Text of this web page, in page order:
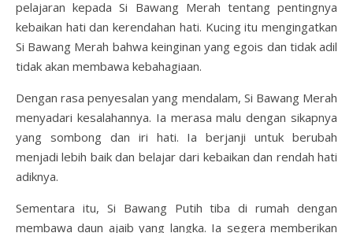
pelajaran kepada Si Bawang Merah tentang pentingnya
kebaikan hati dan kerendahan hati. Kucing itu mengingatkan
Si Bawang Merah bahwa keinginan yang egois dan tidak adil
tidak akan membawa kebahagiaan.
Dengan rasa penyesalan yang mendalam, Si Bawang Merah
menyadari kesalahannya. Ia merasa malu dengan sikapnya
yang sombong dan iri hati. Ia berjanji untuk berubah
menjadi lebih baik dan belajar dari kebaikan dan rendah hati
adiknya.
Sementara itu, Si Bawang Putih tiba di rumah dengan
membawa daun ajaib yang langka. Ia segera memberikan